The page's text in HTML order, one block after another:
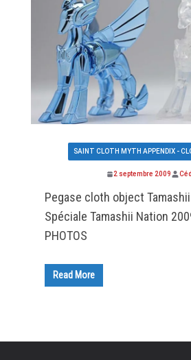
SAINT CLOTH MYTH APPENDIX -
2 septembre 2009
Pegase cloth object
Spéciale Tamashii Nation
PHOTOS
Read More